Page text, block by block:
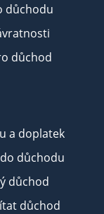
důchodu
důchod
a doplatek
důchodu
důchod
důchod